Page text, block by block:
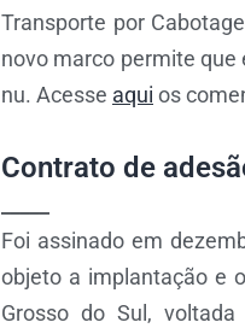
Transporte por
novo marco permite
nu. Acesse aqui os
Contrato de
Foi assinado em
objeto a implantação e
Grosso do Sul,